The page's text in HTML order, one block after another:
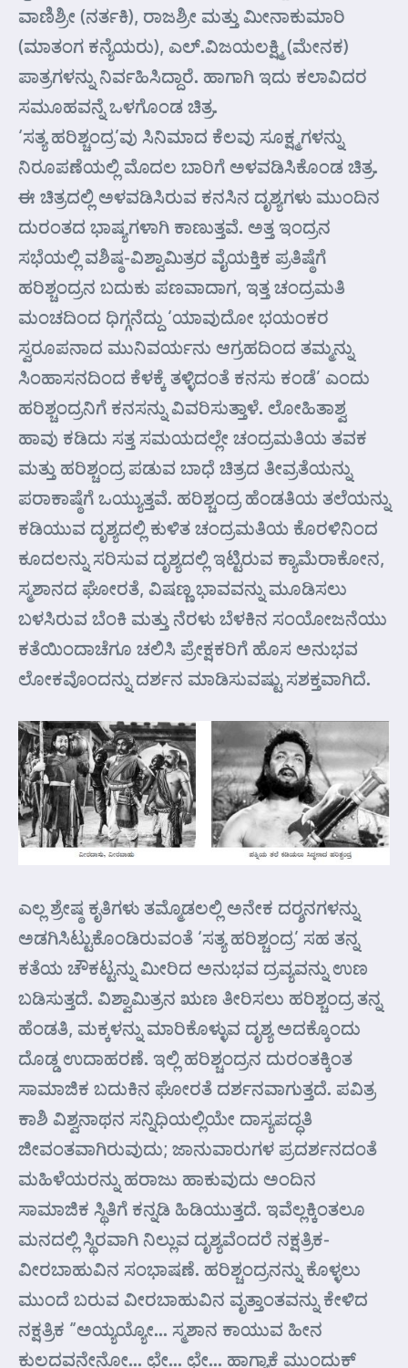
ವಾಣಿಶ್ರೀ (ನರ್ತಕಿ), ರಾಜಶ್ರೀ ಮತ್ತು ಮೀನಾಕುಮಾರಿ
(ಮಾತಂಗ ಕನ್ಯೆಯರು), ಎಲ್.ವಿಜಯಲಕ್ಷ್ಮಿ (ಮೇನಕ)
ಪಾತ್ರಗಳನ್ನು ನಿರ್ವಹಿಸಿದ್ದಾರೆ. ಹಾಗಾಗಿ ಇದು ಕಲಾವಿದರ
ಸಮೂಹವನ್ನೆ ಒಳಗೊಂಡ ಚಿತ್ರ.
‘ಸತ್ಯ ಹರಿಶ್ಚಂದ್ರ’ವು ಸಿನಿಮಾದ ಕೆಲವು ಸೂಕ್ಷ್ಮಗಳನ್ನು
ನಿರೂಪಣೆಯಲ್ಲಿ ಮೊದಲ ಬಾರಿಗೆ ಅಳವಡಿಸಿಕೊಂಡ ಚಿತ್ರ.
ಈ ಚಿತ್ರದಲ್ಲಿ ಅಳವಡಿಸಿರುವ ಕನಸಿನ ದೃಶ್ಯಗಳು ಮುಂದಿನ
ದುರಂತದ ಭಾಷ್ಯಗಳಾಗಿ ಕಾಣುತ್ತವೆ. ಅತ್ತ ಇಂದ್ರನ
ಸಭೆಯಲ್ಲಿ ವಶಿಷ್ಠ-ವಿಶ್ವಾಮಿತ್ರರ ವೈಯಕ್ತಿಕ ಪ್ರತಿಷ್ಠೆಗೆ
ಹರಿಶ್ಚಂದ್ರನ ಬದುಕು ಪಣವಾದಾಗ, ಇತ್ತ ಚಂದ್ರಮತಿ
ಮಂಚದಿಂದ ಧಿಗ್ಗನೆದ್ದು ‘ಯಾವುದೋ ಭಯಂಕರ
ಸ್ವರೂಪನಾದ ಮುನಿವರ್ಯನು ಆಗ್ರಹದಿಂದ ತಮ್ಮನ್ನು
ಸಿಂಹಾಸನದಿಂದ ಕೆಳಕ್ಕೆ ತಳ್ಳಿದಂತೆ ಕನಸು ಕಂಡೆ’ ಎಂದು
ಹರಿಶ್ಚಂದ್ರನಿಗೆ ಕನಸನ್ನು ವಿವರಿಸುತ್ತಾಳೆ. ಲೋಹಿತಾಶ್ವ
ಹಾವು ಕಡಿದು ಸತ್ತ ಸಮಯದಲ್ಲೇ ಚಂದ್ರಮತಿಯ ತವಕ
ಮತ್ತು ಹರಿಶ್ಚಂದ್ರ ಪಡುವ ಬಾಧೆ ಚಿತ್ರದ ತೀವ್ರತೆಯನ್ನು
ಪರಾಕಾಷ್ಠೆಗೆ ಒಯ್ಯುತ್ತವೆ. ಹರಿಶ್ಚಂದ್ರ ಹೆಂಡತಿಯ ತಲೆಯನ್ನು
ಕಡಿಯುವ ದೃಶ್ಯದಲ್ಲಿ ಕುಳಿತ ಚಂದ್ರಮತಿಯ ಕೊರಳಿನಿಂದ
ಕೂದಲನ್ನು ಸರಿಸುವ ದೃಶ್ಯದಲ್ಲಿ ಇಟ್ಟಿರುವ ಕ್ಯಾಮೆರಾಕೋನ,
ಸ್ಮಶಾನದ ಘೋರತೆ, ವಿಷಣ್ಣ ಭಾವವನ್ನು ಮೂಡಿಸಲು
ಬಳಸಿರುವ ಬೆಂಕಿ ಮತ್ತು ನೆರಳು ಬೆಳಕಿನ ಸಂಯೋಜನೆಯು
ಕತೆಯಿಂದಾಚೆಗೂ ಚಲಿಸಿ ಪ್ರೇಕ್ಷಕರಿಗೆ ಹೊಸ ಅನುಭವ
ಲೋಕವೊಂದನ್ನು ದರ್ಶನ ಮಾಡಿಸುವಷ್ಟು ಸಶಕ್ತವಾಗಿದೆ.
ಎಲ್ಲ ಶ್ರೇಷ್ಠ ಕೃತಿಗಳು ತಮ್ಮೊಡಲಲ್ಲಿ ಅನೇಕ ದರ್‍ಶನಗಳನ್ನು
ಅಡಗಿಸಿಟ್ಟುಕೊಂಡಿರುವಂತೆ ‘ಸತ್ಯ ಹರಿಶ್ಚಂದ್ರ’ ಸಹ ತನ್ನ
ಕತೆಯ ಚೌಕಟ್ಟನ್ನು ಮೀರಿದ ಅನುಭವ ದ್ರವ್ಯವನ್ನು ಉಣ
ಬಡಿಸುತ್ತದೆ. ವಿಶ್ವಾಮಿತ್ರನ ಋಣ ತೀರಿಸಲು ಹರಿಶ್ಚಂದ್ರ ತನ್ನ
ಹೆಂಡತಿ, ಮಕ್ಕಳನ್ನು ಮಾರಿಕೊಳ್ಳುವ ದೃಶ್ಯ ಅದಕ್ಕೊಂದು
ದೊಡ್ಡ ಉದಾಹರಣೆ. ಇಲ್ಲಿ ಹರಿಶ್ಚಂದ್ರನ ದುರಂತಕ್ಕಿಂತ
ಸಾಮಾಜಿಕ ಬದುಕಿನ ಘೋರತೆ ದರ್ಶನವಾಗುತ್ತದೆ. ಪವಿತ್ರ
ಕಾಶಿ ವಿಶ್ವನಾಥನ ಸನ್ನಿಧಿಯಲ್ಲಿಯೇ ದಾಸ್ಯಪದ್ಧತಿ
ಜೀವಂತವಾಗಿರುವುದು; ಜಾನುವಾರುಗಳ ಪ್ರದರ್ಶನದಂತೆ
ಮಹಿಳೆಯರನ್ನು ಹರಾಜು ಹಾಕುವುದು ಅಂದಿನ
ಸಾಮಾಜಿಕ ಸ್ಥಿತಿಗೆ ಕನ್ನಡಿ ಹಿಡಿಯುತ್ತದೆ. ಇವೆಲ್ಲಕ್ಕಿಂತಲೂ
ಮನದಲ್ಲಿ ಸ್ಥಿರವಾಗಿ ನಿಲ್ಲುವ ದೃಶ್ಯವೆಂದರೆ ನಕ್ಷತ್ರಿಕ-
ವೀರಬಾಹುವಿನ ಸಂಭಾಷಣೆ. ಹರಿಶ್ಚಂದ್ರನನ್ನು ಕೊಳ್ಳಲು
ಮುಂದೆ ಬರುವ ವೀರಬಾಹುವಿನ ವೃತ್ತಾಂತವನ್ನು ಕೇಳಿದ
ನಕ್ಷತ್ರಿಕ “ಅಯ್ಯಯ್ಯೋ… ಸ್ಮಶಾನ ಕಾಯುವ ಹೀನ
ಕುಲದವನೇನೋ… ಛೇ… ಛೇ… ಹಾಗ್ಯಾಕೆ ಮುಂದುಕ್